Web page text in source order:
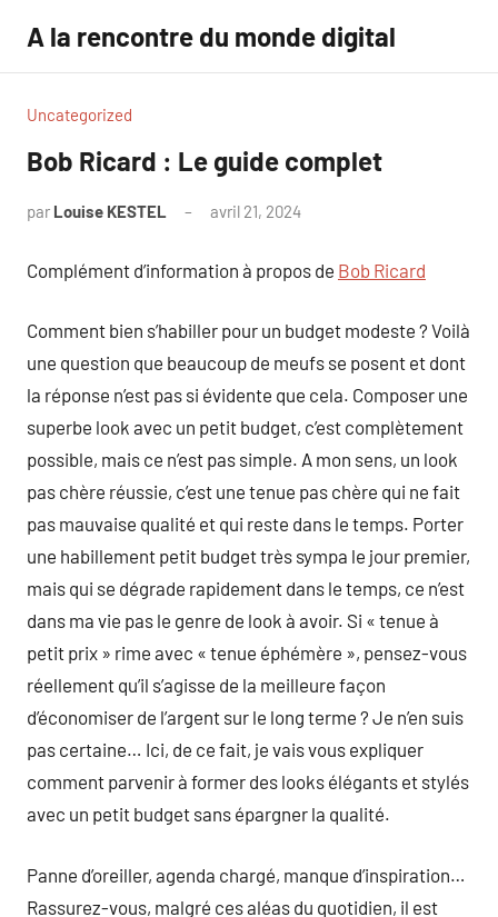
contenu
A la rencontre du monde digital
Uncategorized
Bob Ricard : Le guide complet
par Louise KESTEL avril 21, 2024
Complément d’information à propos de Bob Ricard
Comment bien s’habiller pour un budget modeste ? Voilà
une question que beaucoup de meufs se posent et dont
la réponse n’est pas si évidente que cela. Composer une
superbe look avec un petit budget, c’est complètement
possible, mais ce n’est pas simple. A mon sens, un look
pas chère réussie, c’est une tenue pas chère qui ne fait
pas mauvaise qualité et qui reste dans le temps. Porter
une habillement petit budget très sympa le jour premier,
mais qui se dégrade rapidement dans le temps, ce n’est
dans ma vie pas le genre de look à avoir. Si « tenue à
petit prix » rime avec « tenue éphémère », pensez-vous
réellement qu’il s’agisse de la meilleure façon
d’économiser de l’argent sur le long terme ? Je n’en suis
pas certaine… Ici, de ce fait, je vais vous expliquer
comment parvenir à former des looks élégants et stylés
avec un petit budget sans épargner la qualité.
Panne d’oreiller, agenda chargé, manque d’inspiration…
Rassurez-vous, malgré ces aléas du quotidien, il est